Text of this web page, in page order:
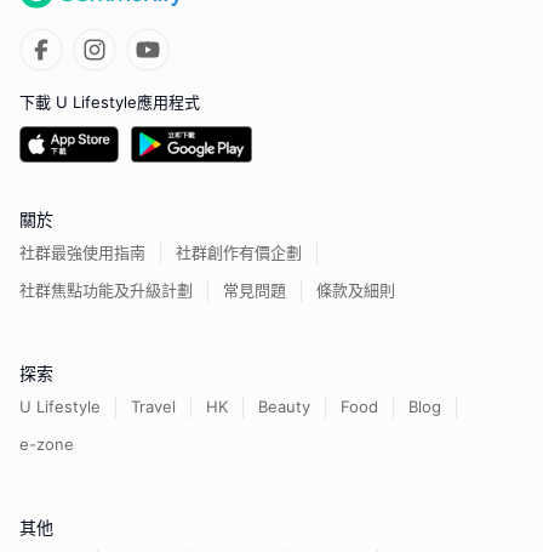
下載 U Lifestyle應用程式
關於
社群最強使用指南
社群創作有價企劃
社群焦點功能及升級計劃
常見問題 條款及細則
探索
U Lifestyle Travel HK Beauty Food
Blog
e-zone
其他